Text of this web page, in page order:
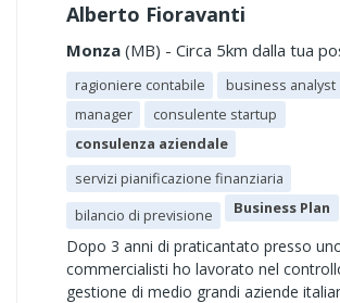
Alberto Fioravanti
Monza (MB) - Circa 5km dalla tua
ragioniere contabile
business analyst
manager
consulente startup
consulenza aziendale
servizi pianificazione finanziaria
bilancio di previsione
Business Plan
Dopo 3 anni di praticantato presso
commercialisti ho lavorato nel
gestione di medio grandi aziende